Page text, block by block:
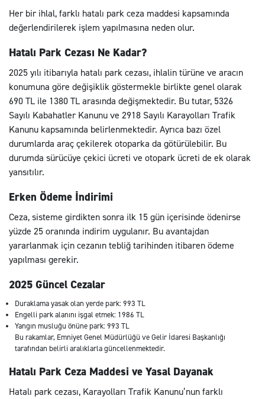
Her bir ihlal, farklı hatalı park ceza maddesi kapsamında
değerlendirilerek işlem yapılmasına neden olur.
Hatalı Park Cezası Ne Kadar?
2025 yılı itibarıyla hatalı park cezası, ihlalin türüne ve aracın
konumuna göre değişiklik göstermekle birlikte genel olarak
690 TL ile 1380 TL arasında değişmektedir. Bu tutar, 5326
Sayılı Kabahatler Kanunu ve 2918 Sayılı Karayolları Trafik
Kanunu kapsamında belirlenmektedir. Ayrıca bazı özel
durumlarda araç çekilerek otoparka da götürülebilir. Bu
durumda sürücüye çekici ücreti ve otopark ücreti de ek olarak
yansıtılır.
Erken Ödeme İndirimi
Ceza, sisteme girdikten sonra ilk 15 gün içerisinde ödenirse
yüzde 25 oranında indirim uygulanır. Bu avantajdan
yararlanmak için cezanın tebliğ tarihinden itibaren ödeme
yapılması gerekir.
2025 Güncel Cezalar
Duraklama yasak olan yerde park: 993 TL
Engelli park alanını işgal etmek: 1986 TL
Yangın musluğu önüne park: 993 TL
Bu rakamlar, Emniyet Genel Müdürlüğü ve Gelir İdaresi Başkanlığı
tarafından belirli aralıklarla güncellenmektedir.
Hatalı Park Ceza Maddesi ve Yasal Dayanak
Hatalı park cezası, Karayolları Trafik Kanunu’nun farklı